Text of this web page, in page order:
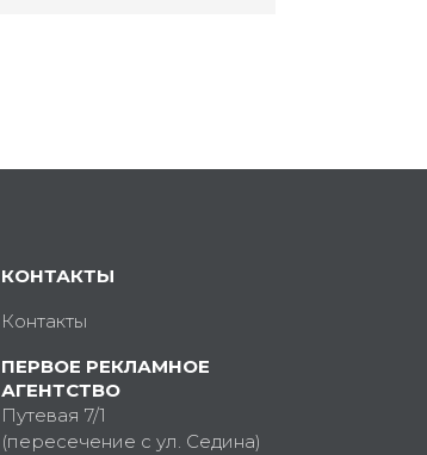
КОНТАКТЫ
Контакты
ПЕРВОЕ РЕКЛАМНОЕ
АГЕНТСТВО
Путевая 7/1
(пересечение с ул. Седина)